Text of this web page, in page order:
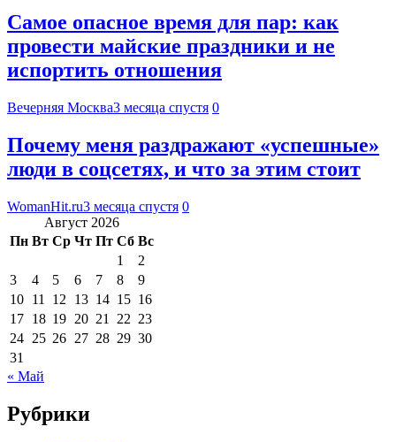
Самое опасное время для пар: как
провести майские праздники и не
испортить отношения
Вечерняя Москва3 месяца спустя 0
Почему меня раздражают «успешные»
люди в соцсетях, и что за этим стоит
WomanHit.ru3 месяца спустя 0
Август 2026
Пн Вт Ср Чт Пт Сб Вс
1
2
3
4 5 6 7 8
9
10 11 12 13 14 15 16
17 18 19 20 21 22 23
24 25 26 27 28 29 30
31
« Май
Рубрики